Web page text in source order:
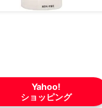
Yahoo!
ショッピング